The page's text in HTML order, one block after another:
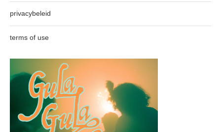
privacybeleid
terms of use